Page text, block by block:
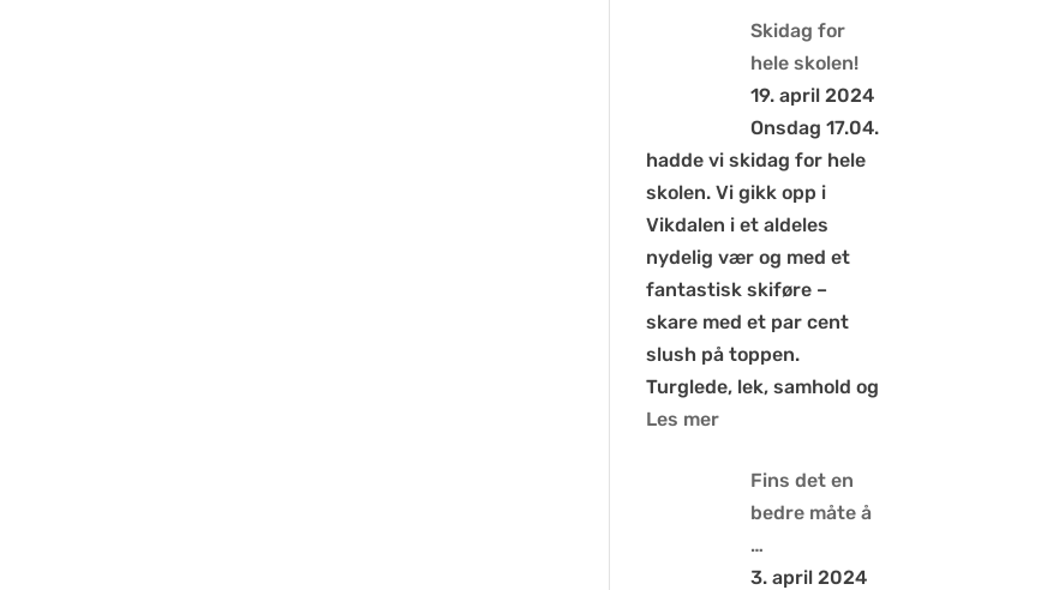
Skidag for
hele skolen!
19. april 2024
Onsdag 17.04.
hadde vi skidag for hele
skolen. Vi gikk opp i
Vikdalen i et aldeles
nydelig vær og med et
fantastisk skiføre –
skare med et par cent
slush på toppen.
Turglede, lek, samhold og
Les mer
Fins det en
bedre måte å
…
3. april 2024